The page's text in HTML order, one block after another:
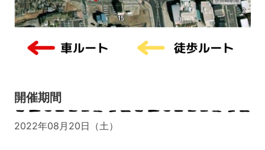
開催期間
2022年08月20日（土）